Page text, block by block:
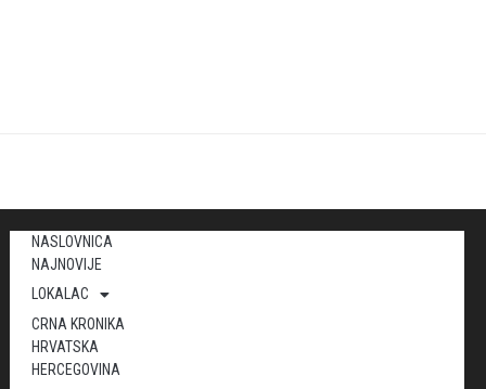
NASLOVNICA
NAJNOVIJE
LOKALAC
CRNA KRONIKA
HRVATSKA
HERCEGOVINA